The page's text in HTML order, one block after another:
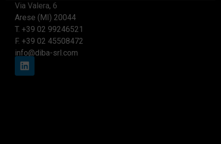
Via Valera, 6
Arese (MI) 20044
T. +39 02 99246521
F. +39 02 45508472
info@diba-srl.com